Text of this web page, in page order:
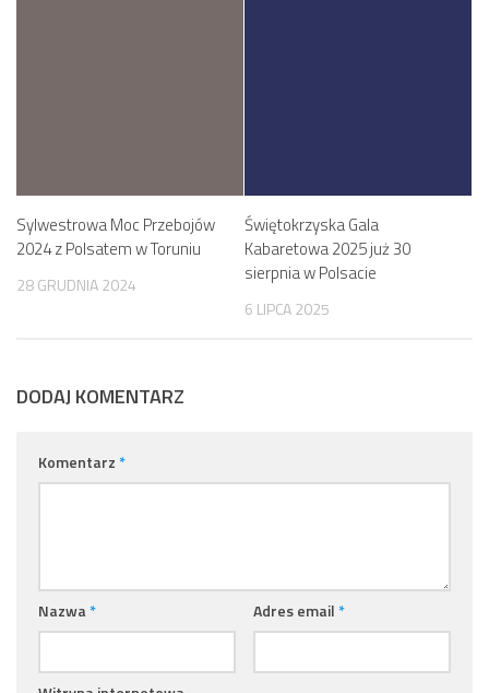
Sylwestrowa Moc Przebojów
2024 z Polsatem w Toruniu
28 GRUDNIA 2024
Świętokrzyska Gala
Kabaretowa 2025 już 30
sierpnia w Polsacie
6 LIPCA 2025
DODAJ KOMENTARZ
Komentarz*
Nazwa* Adres email*